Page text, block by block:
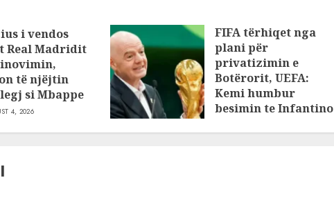
i vendos
Real Madridit
të njëjtin
si Mbappe
4, 2026
FIFA tërhiqet nga
plani për
privatizimin e
Botërorit, UEFA:
Kemi humbur
besimin te Infantino